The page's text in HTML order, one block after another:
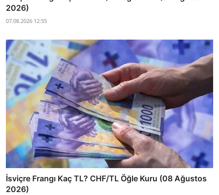
2026)
07.08.2026 12:55
İsviçre Frangı Kaç TL? CHF/TL Öğle Kuru (08 Ağustos
2026)